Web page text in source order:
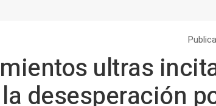
ultras
desesperación